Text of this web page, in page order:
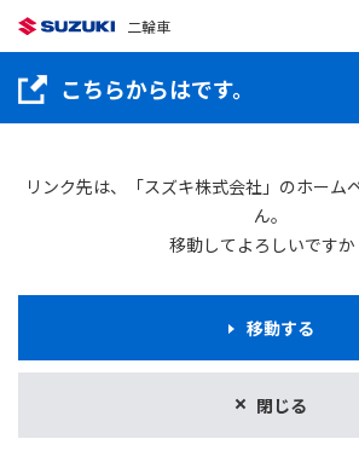
二輪車
こちらからはです。
リンク先は、「スズキ株式会社」のホーム
ん。
移動してよろしいですか
閉じる
移動する